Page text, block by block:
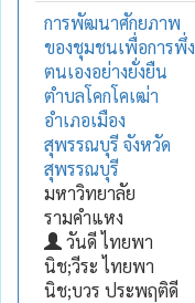
การพัฒนาศักยภาพ
ของชุมชนเพื่อการพึ่ง
ตนเองอย่างยั่งยืน
ตำบลโคกโคเฒ่า
อำเภอเมือง
สุพรรณบุรี จังหวัด
สุพรรณบุรี
มหาวิทยาลัย
รามคำแหง
วันดี ไทยพา
นิช;วีระ ไทยพา
นิช;บวร ประพฤติดี